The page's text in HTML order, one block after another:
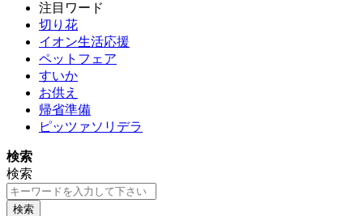
注目ワード
切り花
イオン生活応援
ペットフェア
すいか
お供え
帰省準備
ピッツァソリデラ
検索
検索
検索